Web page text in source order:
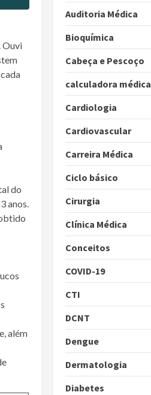
Ouvi
do
anos.
além
Auditoria Médica
Bioquímica
Cabeça e Pescoço
calculadora médica
Cardiologia
Cardiovascular
Carreira Médica
Ciclo básico
Cirurgia
Clínica Médica
Conceitos
COVID-19
CTI
DCNT
Dengue
Dermatologia
Diabetes